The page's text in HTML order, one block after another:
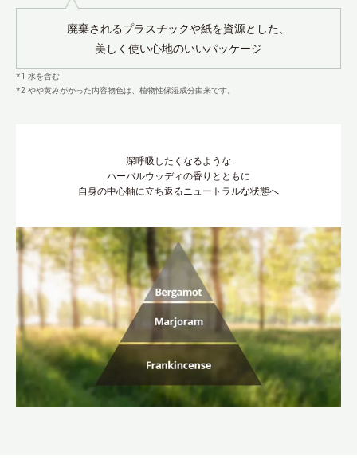
廃棄されるプラスチックや紙を資源とした、
美しく使い心地のいいパッケージ
*1 水を含む
*2 やや黄みがかった内容物色は、植物性保湿成分由来です。
深呼吸したくなるような
ハーバルウッディの香りとともに
自身の中心軸に立ち返るニュートラルな状態へ